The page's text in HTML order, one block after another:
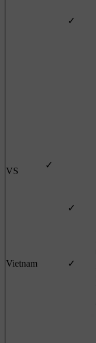
✓
VS
✓
✓
Vietnam ✓